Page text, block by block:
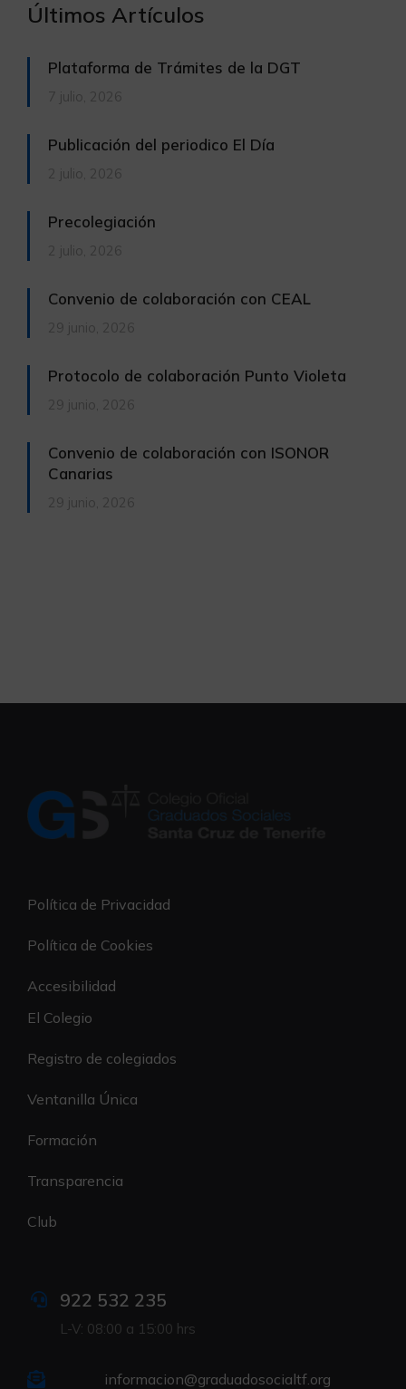
Últimos Artículos
Plataforma de Trámites de la DGT
7 julio, 2026
Publicación del periodico El Día
2 julio, 2026
Precolegiación
2 julio, 2026
Convenio de colaboración con CEAL
29 junio, 2026
Protocolo de colaboración Punto Violeta
29 junio, 2026
Convenio de colaboración con ISONOR
Canarias
29 junio, 2026
Política de Privacidad
Política de Cookies
Accesibilidad
El Colegio
Registro de colegiados
Ventanilla Única
Formación
Transparencia
Club
922 532 235
L-V: 08:00 a 15:00 hrs
informacion@graduadosocialtf.org